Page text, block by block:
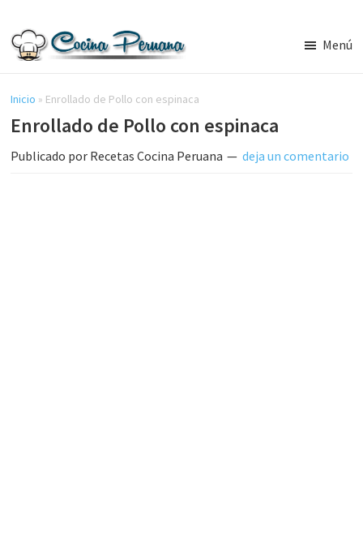
contenido
lateral
principal
Cocina
Peruana,
Recetas
de
Comida
Menú
Inicio » Enrollado de Pollo con espinaca
Enrollado de Pollo con espinaca
Publicado por Recetas Cocina Peruana deja un comentario